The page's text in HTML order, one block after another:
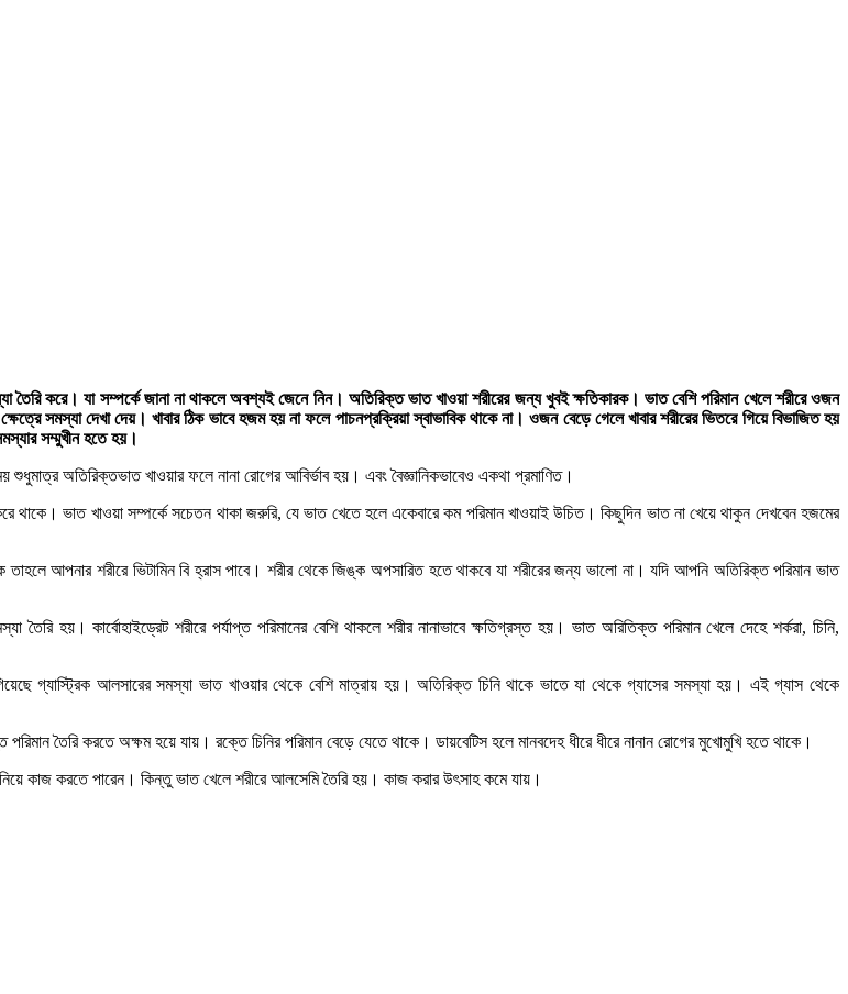
তৈরি করে। যা সম্পর্কে জানা না থাকলে অবশ্যই জেনে নিন। অতিরিক্ত ভাত খাওয়া শরীরের জন্য খুবই ক্ষতিকারক। ভাত বেশি পরিমান খেলে শরীরে ওজন
সমস্যা দেখা দেয়। খাবার ঠিক ভাবে হজম হয় না ফলে পাচনপ্রক্রিয়া স্বাভাবিক থাকে না। ওজন বেড়ে গেলে খাবার শরীরের ভিতরে গিয়ে বিভাজিত হয়
সম্মুখীন হতে হয়।
অতিরিক্তভাত খাওয়ার ফলে নানা রোগের আবির্ভাব হয়। এবং বৈজ্ঞানিকভাবেও একথা প্রমাণিত।
থাকে। ভাত খাওয়া সম্পর্কে সচেতন থাকা জরুরি, যে ভাত খেতে হলে একেবারে কম পরিমান খাওয়াই উচিত। কিছুদিন ভাত না খেয়ে থাকুন দেখবেন হজমের
আপনার শরীরে ভিটামিন বি হ্রাস পাবে। শরীর থেকে জিঙ্ক অপসারিত হতে থাকবে যা শরীরের জন্য ভালো না। যদি আপনি অতিরিক্ত পরিমান ভাত
হয়। কার্বোহাইড্রেট শরীরে পর্যাপ্ত পরিমানের বেশি থাকলে শরীর নানাভাবে ক্ষতিগ্রস্ত হয়। ভাত অরিতিক্ত পরিমান খেলে দেহে শর্করা, চিনি,
গ্যাস্ট্রিক আলসারের সমস্যা ভাত খাওয়ার থেকে বেশি মাত্রায় হয়। অতিরিক্ত চিনি থাকে ভাতে যা থেকে গ্যাসের সমস্যা হয়। এই গ্যাস থেকে
পরিমান তৈরি করতে অক্ষম হয়ে যায়। রক্তে চিনির পরিমান বেড়ে যেতে থাকে। ডায়বেটিস হলে মানবদেহ ধীরে ধীরে নানান রোগের মুখোমুখি হতে থাকে।
কাজ করতে পারেন। কিন্তু ভাত খেলে শরীরে আলসেমি তৈরি হয়। কাজ করার উৎসাহ কমে যায়।